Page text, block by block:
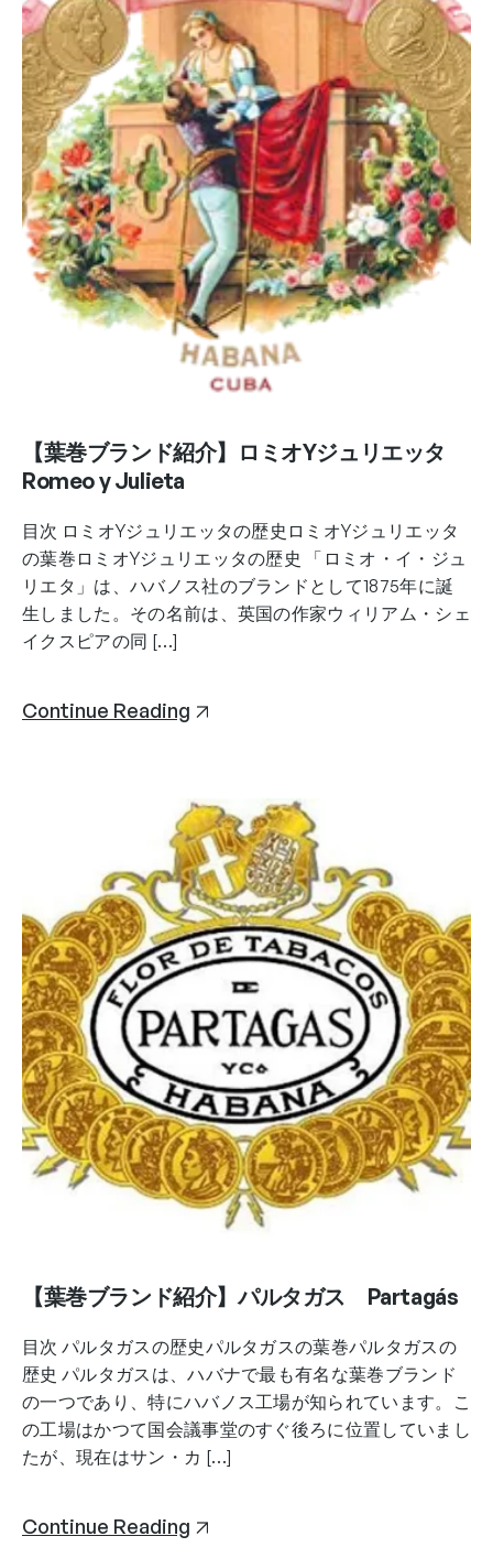
【葉巻ブランド紹介】ロミオYジュリエッタ
Romeo y Julieta
目次 ロミオYジュリエッタの歴史ロミオYジュリエッタ
の葉巻ロミオYジュリエッタの歴史 「ロミオ・イ・ジュ
リエタ」は、ハバノス社のブランドとして1875年に誕
生しました。その名前は、英国の作家ウィリアム・シェ
イクスピアの同 […]
Continue Reading
【葉巻ブランド紹介】パルタガス Partagás
目次 パルタガスの歴史パルタガスの葉巻パルタガスの
歴史 パルタガスは、ハバナで最も有名な葉巻ブランド
の一つであり、特にハバノス工場が知られています。こ
の工場はかつて国会議事堂のすぐ後ろに位置していまし
たが、現在はサン・カ […]
Continue Reading